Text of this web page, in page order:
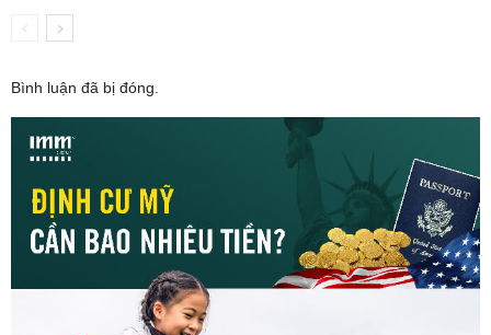
Bình luận đã bị đóng.